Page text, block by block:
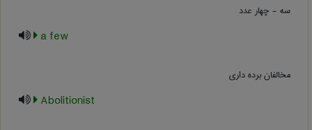
سه - چهار عدد
a few
مخالفان برده داری
Abolitionist